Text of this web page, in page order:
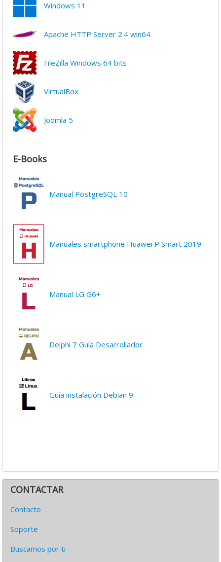
Windows 11
Apache HTTP Server 2.4 win64
FileZilla Windows 64 bits
VirtualBox
Joomla 5
E-Books
Manual PostgreSQL 10
Manuales smartphone Huawei P Smart 2019
Manual LG G6+
Delphi 7 Guía Desarrollador
Guía instalación Debian 9
CONTACTAR
Contacto
Soporte
Buscamos por ti